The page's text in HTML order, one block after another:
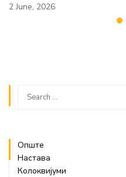
2 June, 2026
Опште
Настава
Колоквијуми